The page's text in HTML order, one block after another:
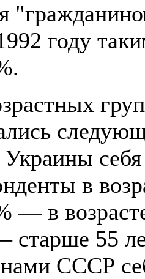
году
себя
в
— в
старше 55
СССР